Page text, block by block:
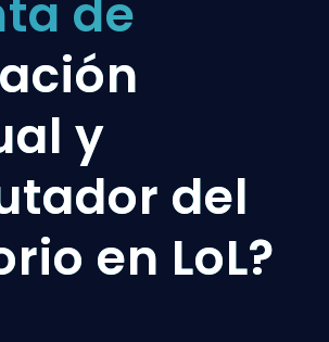
de
y
del
en LoL?